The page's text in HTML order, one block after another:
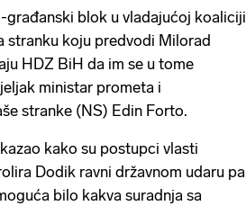
blok u vladajućoj koaliciji
stranku koju predvodi Milorad
HDZ BiH da im se u tome
ministar prometa i
stranke (NS) Edin Forto.
kako su postupci vlasti
Dodik ravni državnom udaru pa
bilo kakva suradnja sa